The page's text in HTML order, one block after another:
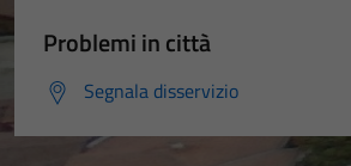
Problemi in città
Segnala disservizio